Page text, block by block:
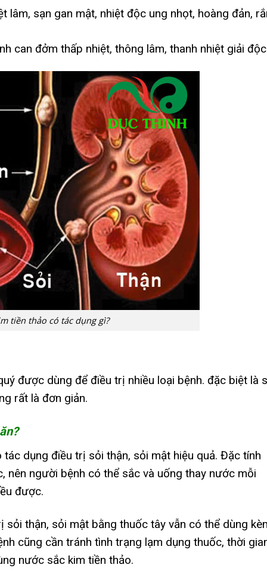
lâm, sạn gan mật, nhiệt độc ung nhọt, hoàng đản,
can đởm thấp nhiệt, thông lâm, thanh nhiệt giải
tiền thảo có tác dụng gì?
được dùng để điều trị nhiều loại bệnh. đặc biệt là
rất là đơn giản.
dụng điều trị sỏi thận, sỏi mật hiệu quả. Đặc tính
nên người bệnh có thể sắc và uống thay nước mỗi
được.
thận, sỏi mật bằng thuốc tây vẫn có thể dùng
cũng cần tránh tình trạng lạm dụng thuốc, thời
nước sắc kim tiền thảo.